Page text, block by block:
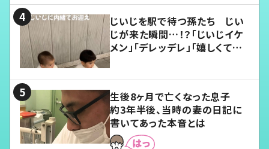
じいじを駅で待つ孫たち じい
じが来た瞬間…！？「じいじイケ
メン」「デレッデレ」「嬉しくて可
生後8ヶ月で亡くなった息子
約3年半後、当時の妻の日記に
書いてあった本音とは